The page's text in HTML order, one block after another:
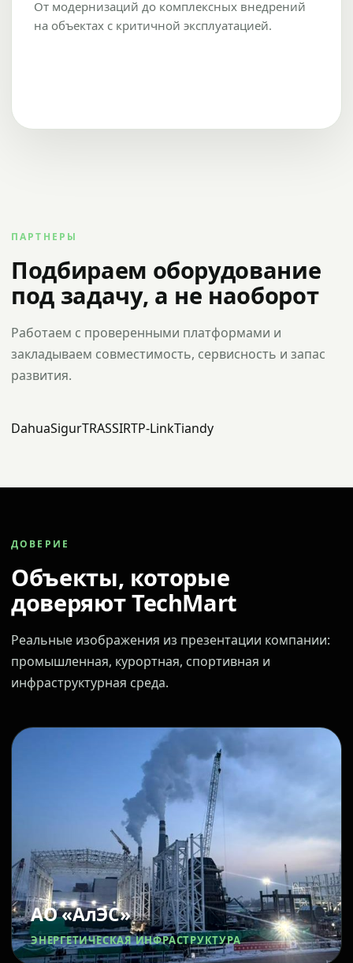
От модернизаций до комплексных внедрений
на объектах с критичной эксплуатацией.
ПАРТНЕРЫ
Подбираем оборудование
под задачу, а не наоборот
Работаем с проверенными платформами и
закладываем совместимость, сервисность и запас
развития.
DahuaSigurTRASSIRTP-LinkTiandy
ДОВЕРИЕ
Объекты, которые
доверяют TechMart
Реальные изображения из презентации компании:
промышленная, курортная, спортивная и
инфраструктурная среда.
АО «АлЭС»
ЭНЕРГЕТИЧЕСКАЯ ИНФРАСТРУКТУРА